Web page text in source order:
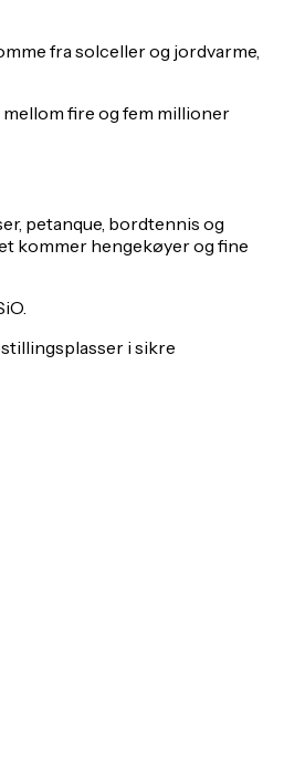
fra solceller og jordvarme,
fire og fem millioner
petanque, bordtennis og
kommer hengekøyer og fine
i sikre